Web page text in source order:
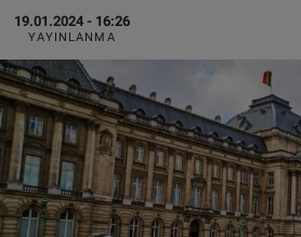
19.01.2024 - 16:26
YAYINLANMA
BİLİM-TEKNOLOJİ
SAĞLIK
FOTO GALERİ
VIDEO GALERİ
ALGEMENE VOORWAARDEN
CONTACT
Haber Arşivi